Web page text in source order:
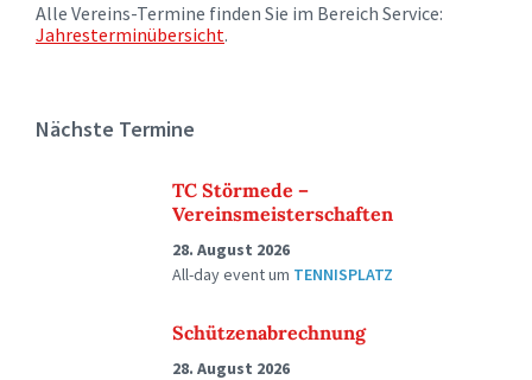
Alle Vereins-Termine finden Sie im Bereich Service:
Jahresterminübersicht.
Nächste Termine
TC Störmede –
Vereinsmeisterschaften
28. August 2026
All-day eventum TENNISPLATZ
Schützenabrechnung
28. August 2026